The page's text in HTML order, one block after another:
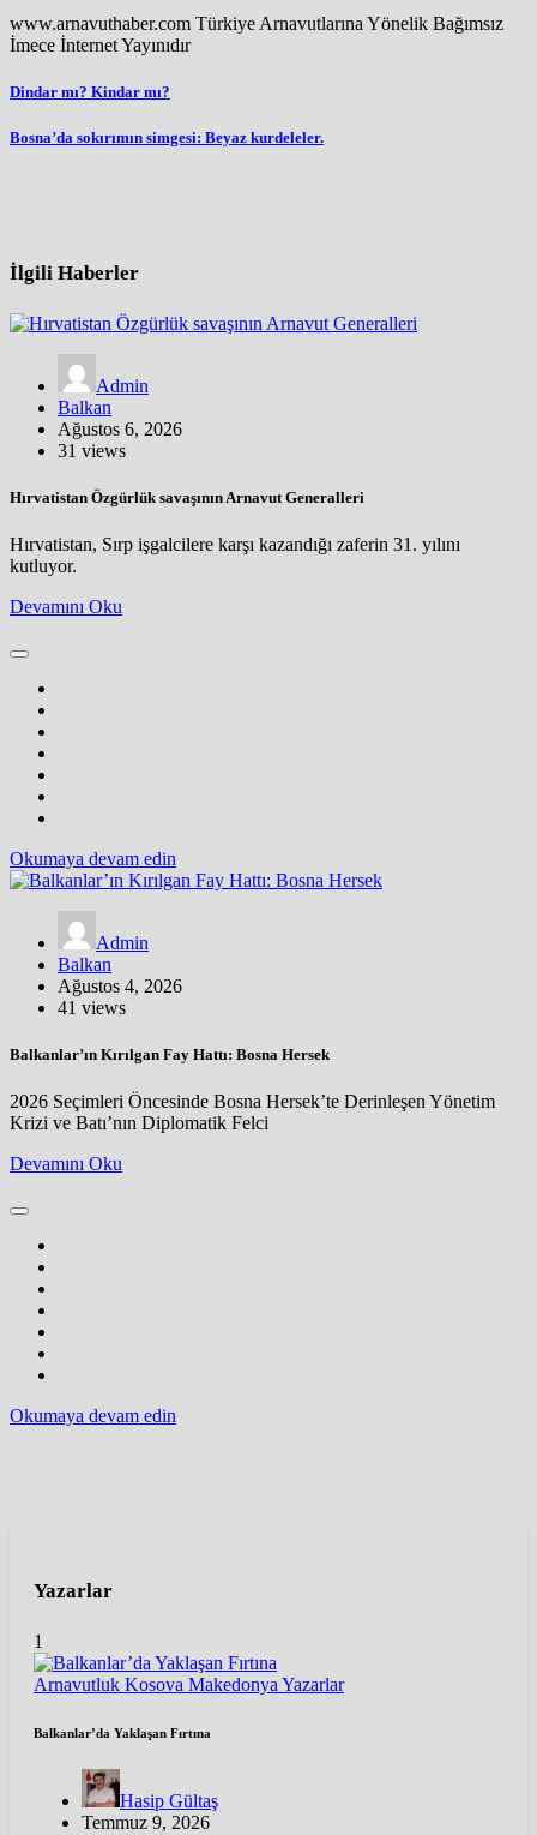
www.arnavuthaber.com Türkiye Arnavutlarına Yönelik Bağımsız
İmece İnternet Yayınıdır
Yazı
gezinmesi
Dindar mı? Kindar mı?
Bosna’da sokırımın simgesi: Beyaz kurdeleler.
İlgili Haberler
Admin
Balkan
Ağustos 6, 2026
31 views
Hırvatistan Özgürlük savaşının Arnavut Generalleri
Hırvatistan, Sırp işgalcilere karşı kazandığı zaferin 31. yılını
kutluyor.
Devamını Oku
Okumaya devam edin
Admin
Balkan
Ağustos 4, 2026
41 views
Balkanlar’ın Kırılgan Fay Hattı: Bosna Hersek
2026 Seçimleri Öncesinde Bosna Hersek’te Derinleşen Yönetim
Krizi ve Batı’nın Diplomatik Felci
Devamını Oku
Okumaya devam edin
Yazarlar
1
Arnavutluk Kosova Makedonya Yazarlar
Balkanlar’da Yaklaşan Fırtına
Hasip Gültaş
Temmuz 9, 2026